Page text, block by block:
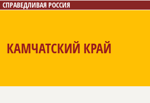
СПРАВЕДЛИВАЯ РОССИЯ
КАМЧАТСКИЙ КРАЙ